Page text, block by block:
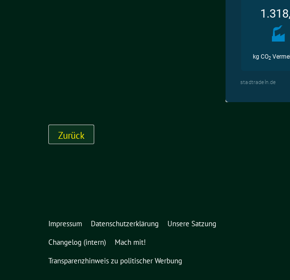
Impressum Datenschutzerklärung
Unsere Satzung
Changelog (intern)
Mach mit!
Transparenzhinweis zu politischer Werbung